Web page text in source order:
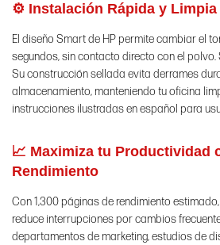
⚙️ Instalación Rápida y Limpia
El diseño Smart de HP permite cambiar el
segundos, sin contacto directo con el polvo.
Su construcción sellada evita derrames
almacenamiento, manteniendo tu oficina
instrucciones ilustradas en español para
📈 Maximiza tu Productividad
Rendimiento
Con 1,300 páginas de rendimiento
reduce interrupciones por cambios
departamentos de marketing, estudios de